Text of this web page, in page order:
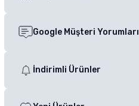
Google Müşteri Yorumları
İndirimli Ürünler